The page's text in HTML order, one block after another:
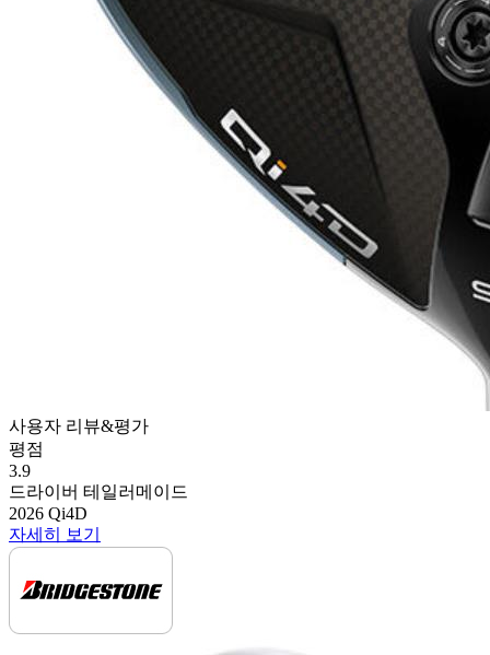
사용자 리뷰&평가
평점
3.9
드라이버 테일러메이드
2026 Qi4D
자세히 보기